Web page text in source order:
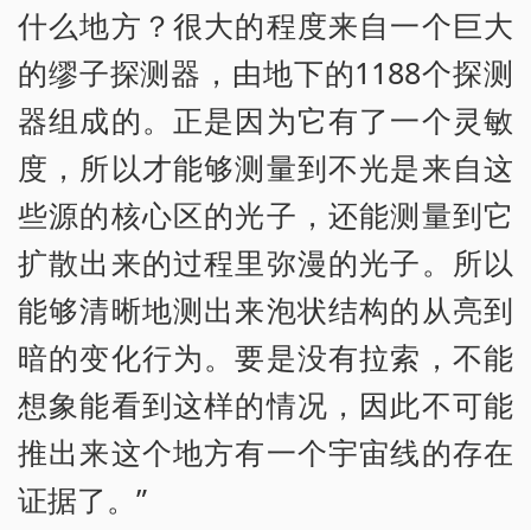
什么地方？很大的程度来自一个巨大
的缪子探测器，由地下的1188个探测
器组成的。正是因为它有了一个灵敏
度，所以才能够测量到不光是来自这
些源的核心区的光子，还能测量到它
扩散出来的过程里弥漫的光子。所以
能够清晰地测出来泡状结构的从亮到
暗的变化行为。要是没有拉索，不能
想象能看到这样的情况，因此不可能
推出来这个地方有一个宇宙线的存在
证据了。”